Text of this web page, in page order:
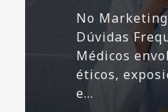
No
Dúvidas
Médicos
éticos,
e…